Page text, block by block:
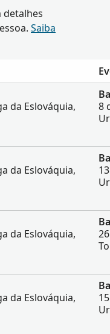
Saiba
da Eslováquia,
8
da Eslováquia,
da Eslováquia,
da Eslováquia,